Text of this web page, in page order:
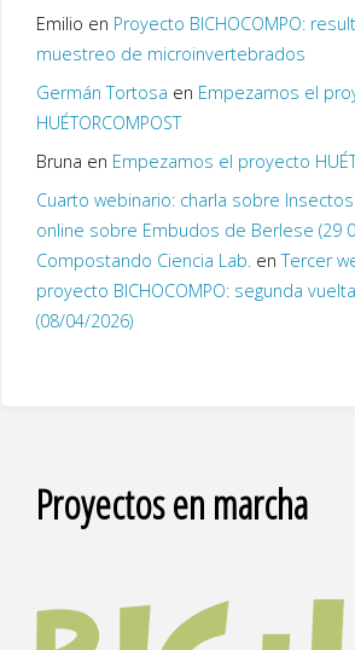
Emilio en Proyecto BICHOCOMPO:
muestreo de microinvertebrados
Germán Tortosa en Empezamos el
HUÉTORCOMPOST
Bruna en Empezamos el proyecto
Cuarto webinario: charla sobre
online sobre Embudos de Berlese (29
Compostando Ciencia Lab.enTercer
proyecto BICHOCOMPO: segunda
(08/04/2026)
Proyectos en marcha